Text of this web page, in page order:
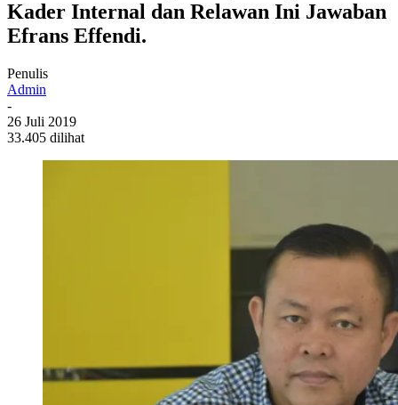
Kader Internal dan Relawan Ini Jawaban
Efrans Effendi.
Penulis
Admin
-
26 Juli 2019
33.405 dilihat